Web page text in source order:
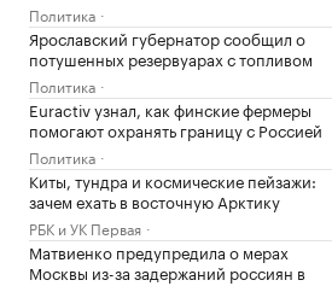
Политика
Ярославский губернатор сообщил о
потушенных резервуарах с топливом
Политика
Euractiv узнал, как финские фермеры
помогают охранять границу с Россией
Политика
Киты, тундра и космические пейзажи:
зачем ехать в восточную Арктику
РБК и УК Первая
Матвиенко предупредила о мерах
Москвы из-за задержаний россиян в